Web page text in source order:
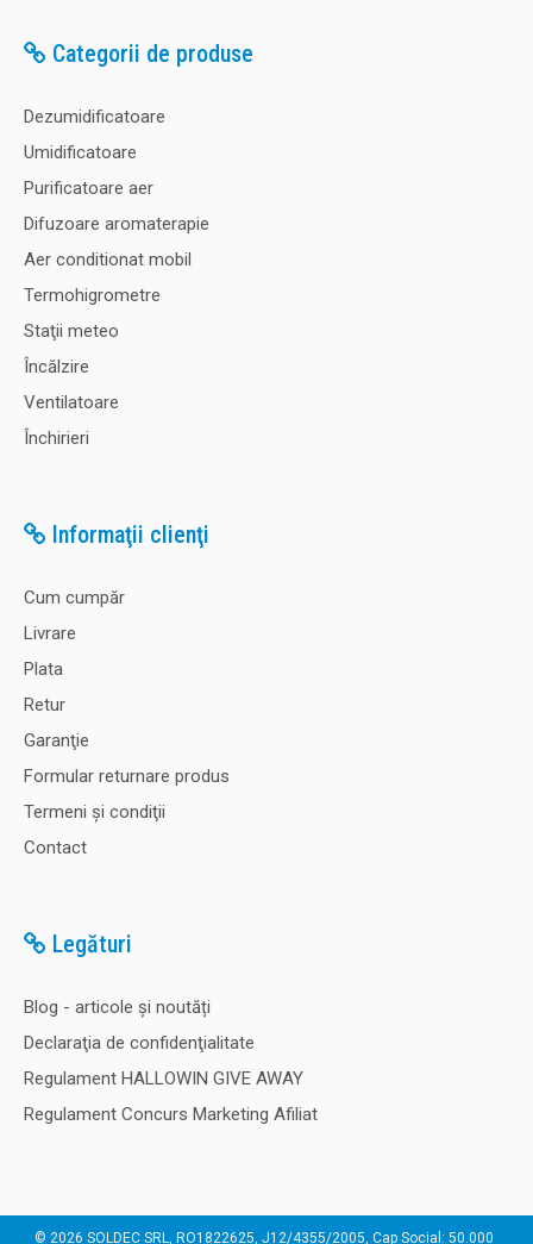
Categorii de produse
Dezumidificatoare
Umidificatoare
Purificatoare aer
Difuzoare aromaterapie
Aer conditionat mobil
Termohigrometre
Staţii meteo
Încălzire
Ventilatoare
Închirieri
Informaţii clienţi
Cum cumpăr
Livrare
Plata
Retur
Garanţie
Formular returnare produs
Termeni şi condiţii
Contact
Legături
Blog - articole și noutăți
Declaraţia de confidenţialitate
Regulament HALLOWIN GIVE AWAY
Regulament Concurs Marketing Afiliat
© 2026 SOLDEC SRL, RO1822625, J12/4355/2005, Cap Social: 50.000